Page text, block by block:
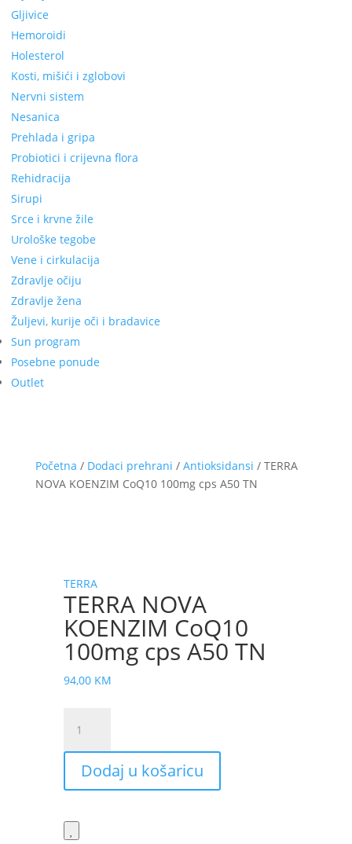
Gljivice
Hemoroidi
Holesterol
Kosti, mišići i zglobovi
Nervni sistem
Nesanica
Prehlada i gripa
Probiotici i crijevna flora
Rehidracija
Sirupi
Srce i krvne žile
Urološke tegobe
Vene i cirkulacija
Zdravlje očiju
Zdravlje žena
Žuljevi, kurije oči i bradavice
Sun program
Posebne ponude
Outlet
Početna / Dodaci prehrani / Antioksidansi / TERRA
NOVA KOENZIM CoQ10 100mg cps A50 TN
TERRA
TERRA NOVA
KOENZIM CoQ10
100mg cps A50 TN
94,00 KM
NOVA
KOENZIM
CoQ10
100mg
A50
Dodaj u košaricu